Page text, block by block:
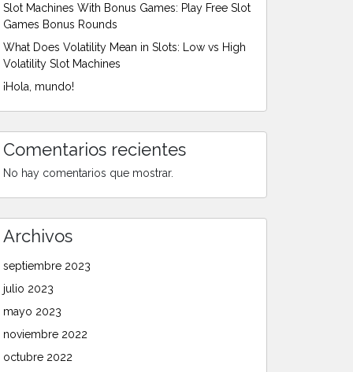
Slot Machines With Bonus Games: Play Free Slot
Games Bonus Rounds
What Does Volatility Mean in Slots: Low vs High
Volatility Slot Machines
¡Hola, mundo!
Comentarios recientes
No hay comentarios que mostrar.
Archivos
septiembre 2023
julio 2023
mayo 2023
noviembre 2022
octubre 2022